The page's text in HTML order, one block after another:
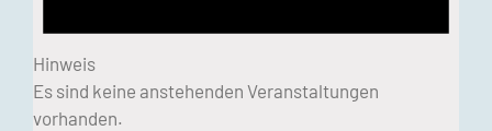
Hinweis
Es sind keine anstehenden Veranstaltungen
vorhanden.